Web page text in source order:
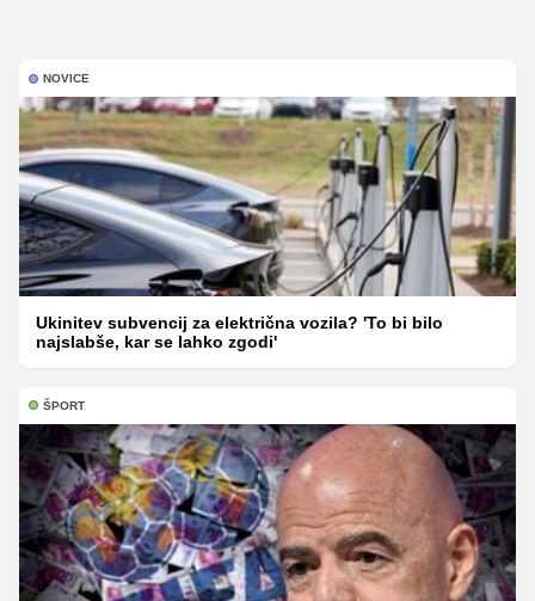
NOVICE
Ukinitev subvencij za električna vozila? 'To bi bilo
najslabše, kar se lahko zgodi'
ŠPORT